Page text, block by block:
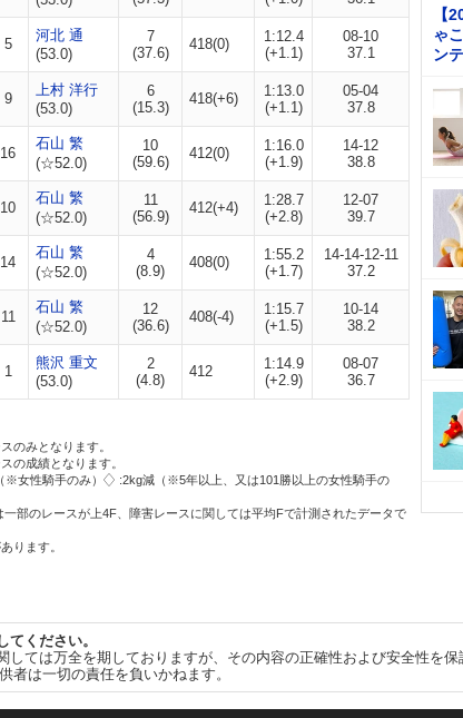
5
河北 通
(53.0)
7
(37.6)
418(0)
1:12.4
(+1.1)
08-10
37.1
9
上村 洋行
(53.0)
6
(15.3)
418(+6)
1:13.0
(+1.1)
05-04
37.8
16
石山 繁
(☆52.0)
10
(59.6)
412(0)
1:16.0
(+1.9)
14-12
38.8
10
石山 繁
(☆52.0)
11
(56.9)
412(+4)
1:28.7
(+2.8)
12-07
39.7
14
石山 繁
(☆52.0)
4
(8.9)
408(0)
1:55.2
(+1.7)
14-14-12-11
37.2
11
石山 繁
(☆52.0)
12
(36.6)
408(-4)
1:15.7
(+1.5)
10-14
38.2
1
熊沢 重文
(53.0)
2
(4.8)
412
1:14.9
(+2.9)
08-07
36.7
のみとなります。
の成績となります。
※女性騎手のみ）
:2kg減（※5年以上、又は101勝以上の女性騎手の
部のレースが上4F、障害レースに関しては平均Fで計測されたデータで
ります。
【
ゃ
ン
てください。
ては万全を期しておりますが、その内容の正確性および安全性を
は一切の責任を負いかねます。